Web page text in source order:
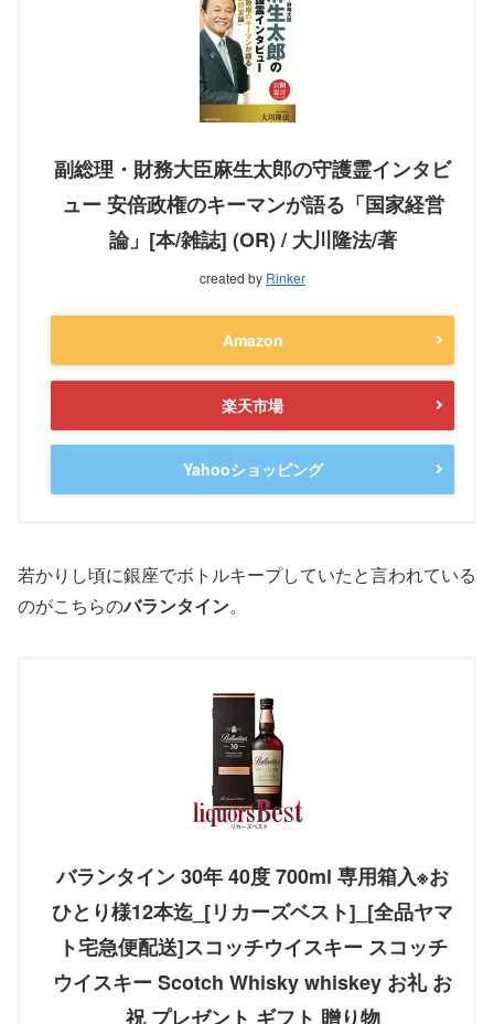
副総理・財務大臣麻生太郎の守護霊インタビ
ュー 安倍政権のキーマンが語る「国家経営
論」[本/雑誌] (OR) / 大川隆法/著
created by Rinker
Amazon
楽天市場
Yahooショッピング
若かりし頃に銀座でボトルキープしていたと言われている
のがこちらのバランタイン。
バランタイン 30年 40度 700ml 専用箱入※お
ひとり様12本迄_[リカーズベスト]_[全品ヤマ
ト宅急便配送]スコッチウイスキー スコッチ
ウイスキー Scotch Whisky whiskey お礼 お
祝 プレゼント ギフト 贈り物